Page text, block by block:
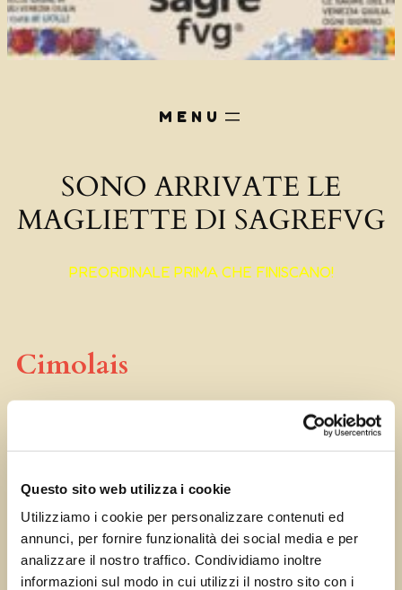
Questo sito web utilizza i cookie
Utilizziamo i cookie per personalizzare contenuti ed
annunci, per fornire funzionalità dei social media e per
analizzare il nostro traffico. Condividiamo inoltre
informazioni sul modo in cui utilizzi il nostro sito con i
SONO ARRIVATE LE
MAGLIETTE DI SAGREFVG
PREORDINALE PRIMA CHE FINISCANO!
Cimolais
← Precedente: Jutizzo di
Codroipo
Successivo:
Aviano
→